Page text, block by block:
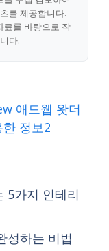
를 제공합니다.
료를 바탕으로 작
다.
애드웹 왓더
한 정보2
5가지 인테리
성하는 비법